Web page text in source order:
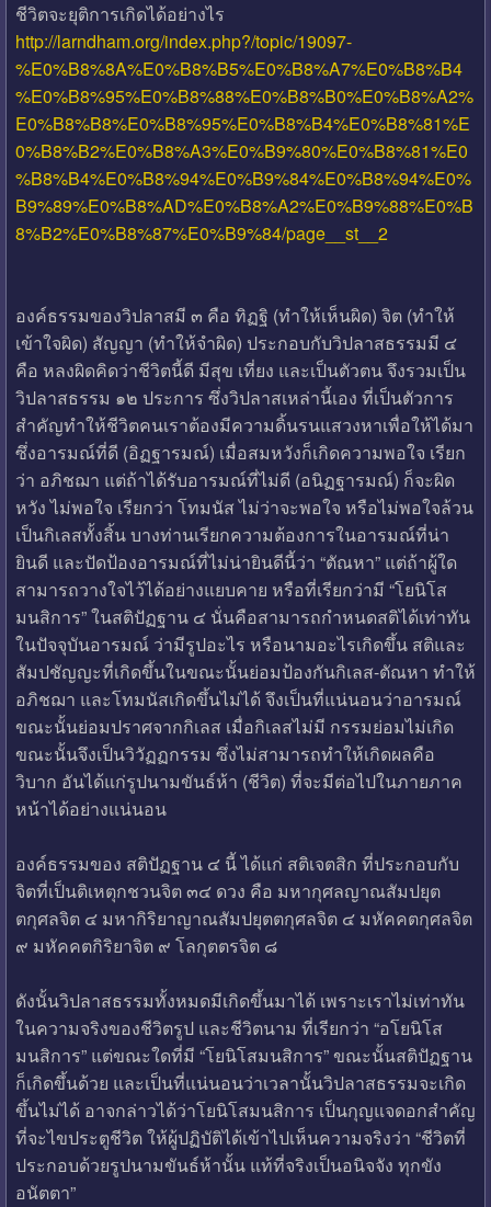
ชีวิตจะยุติการเกิดได้อย่างไร
http://larndham.org/index.php?/topic/19097-
%E0%B8%8A%E0%B8%B5%E0%B8%A7%E0%B8%B4
%E0%B8%95%E0%B8%88%E0%B8%B0%E0%B8%A2%
E0%B8%B8%E0%B8%95%E0%B8%B4%E0%B8%81%E
0%B8%B2%E0%B8%A3%E0%B9%80%E0%B8%81%E0
%B8%B4%E0%B8%94%E0%B9%84%E0%B8%94%E0%
B9%89%E0%B8%AD%E0%B8%A2%E0%B9%88%E0%B
8%B2%E0%B8%87%E0%B9%84/page__st__2
องค์ธรรมของวิปลาสมี ๓ คือ ทิฏฐิ (ทำให้เห็นผิด) จิต (ทำให้
เข้าใจผิด) สัญญา (ทำให้จำผิด) ประกอบกับวิปลาสธรรมมี ๔
คือ หลงผิดคิดว่าชีวิตนี้ดี มีสุข เที่ยง และเป็นตัวตน จึงรวมเป็น
วิปลาสธรรม ๑๒ ประการ ซึ่งวิปลาสเหล่านี้เอง ที่เป็นตัวการ
สำคัญทำให้ชีวิตคนเราต้องมีความดิ้นรนแสวงหาเพื่อให้ได้มา
ซึ่งอารมณ์ที่ดี (อิฏฐารมณ์) เมื่อสมหวังก็เกิดความพอใจ เรียก
ว่า อภิชฌา แต่ถ้าได้รับอารมณ์ที่ไม่ดี (อนิฏฐารมณ์) ก็จะผิด
หวัง ไม่พอใจ เรียกว่า โทมนัส ไม่ว่าจะพอใจ หรือไม่พอใจล้วน
เป็นกิเลสทั้งสิ้น บางท่านเรียกความต้องการในอารมณ์ที่น่า
ยินดี และปัดป้องอารมณ์ที่ไม่น่ายินดีนี้ว่า “ตัณหา” แต่ถ้าผู้ใด
สามารถวางใจไว้ได้อย่างแยบคาย หรือที่เรียกว่ามี “โยนิโส
มนสิการ” ในสติปัฏฐาน ๔ นั่นคือสามารถกำหนดสติได้เท่าทัน
ในปัจจุบันอารมณ์ ว่ามีรูปอะไร หรือนามอะไรเกิดขึ้น สติและ
สัมปชัญญะที่เกิดขึ้นในขณะนั้นย่อมป้องกันกิเลส-ตัณหา ทำให้
อภิชฌา และโทมนัสเกิดขึ้นไม่ได้ จึงเป็นที่แน่นอนว่าอารมณ์
ขณะนั้นย่อมปราศจากกิเลส เมื่อกิเลสไม่มี กรรมย่อมไม่เกิด
ขณะนั้นจึงเป็นวิวัฏฏกรรม ซึ่งไม่สามารถทำให้เกิดผลคือ
วิบาก อันได้แก่รูปนามขันธ์ห้า (ชีวิต) ที่จะมีต่อไปในภายภาค
หน้าได้อย่างแน่นอน
องค์ธรรมของ สติปัฏฐาน ๔ นี้ ได้แก่ สติเจตสิก ที่ประกอบกับ
จิตที่เป็นติเหตุกชวนจิต ๓๔ ดวง คือ มหากุศลญาณสัมปยุต
ตกุศลจิต ๔ มหากิริยาญาณสัมปยุตตกุศลจิต ๔ มหัคคตกุศลจิต
๙ มหัคคตกิริยาจิต ๙ โลกุตตรจิต ๘
ดังนั้นวิปลาสธรรมทั้งหมดมีเกิดขึ้นมาได้ เพราะเราไม่เท่าทัน
ในความจริงของชีวิตรูป และชีวิตนาม ที่เรียกว่า “อโยนิโส
มนสิการ” แต่ขณะใดที่มี “โยนิโสมนสิการ” ขณะนั้นสติปัฏฐาน
ก็เกิดขึ้นด้วย และเป็นที่แน่นอนว่าเวลานั้นวิปลาสธรรมจะเกิด
ขึ้นไม่ได้ อาจกล่าวได้ว่าโยนิโสมนสิการ เป็นกุญแจดอกสำคัญ
ที่จะไขประตูชีวิต ให้ผู้ปฏิบัติได้เข้าไปเห็นความจริงว่า “ชีวิตที่
ประกอบด้วยรูปนามขันธ์ห้านั้น แท้ที่จริงเป็นอนิจจัง ทุกขัง
อนัตตา”